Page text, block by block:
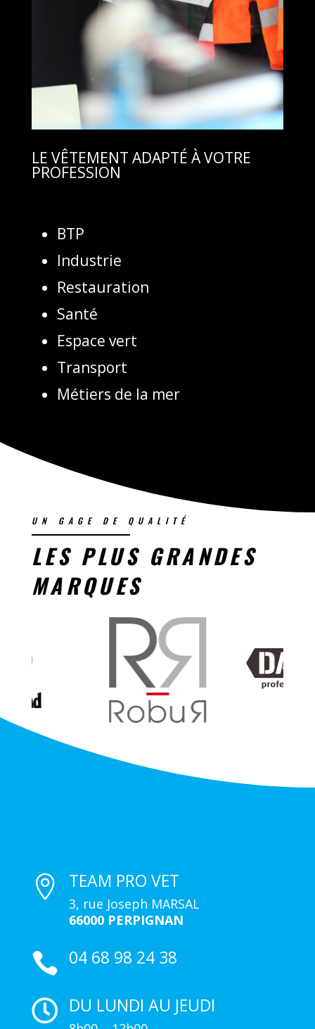
LE VÊTEMENT ADAPTÉ À VOTRE
PROFESSION
BTP
Industrie
Restauration
Santé
Espace vert
Transport
Métiers de la mer
UN GAGE DE QUALITÉ
LES PLUS GRANDES
MARQUES
 TEAM PRO VET
3, rue Joseph MARSAL
66000 PERPIGNAN
 04 68 98 24 38
 DU LUNDI AU JEUDI